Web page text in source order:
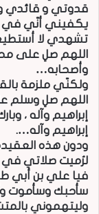
قدوتي و قائدي و
يكفيني أنّي في
تشهدي لا
اللهم صلِ على
وأصحابه…
ولكنّي ملزمة
اللهم صلِ وسلم
إبراهيم وآله ،
إبراهيم وآله….
ودون هذه
لرُميت صلاتي
فيا علي بن أبي
سأحبك وسأموت
وليتهموني